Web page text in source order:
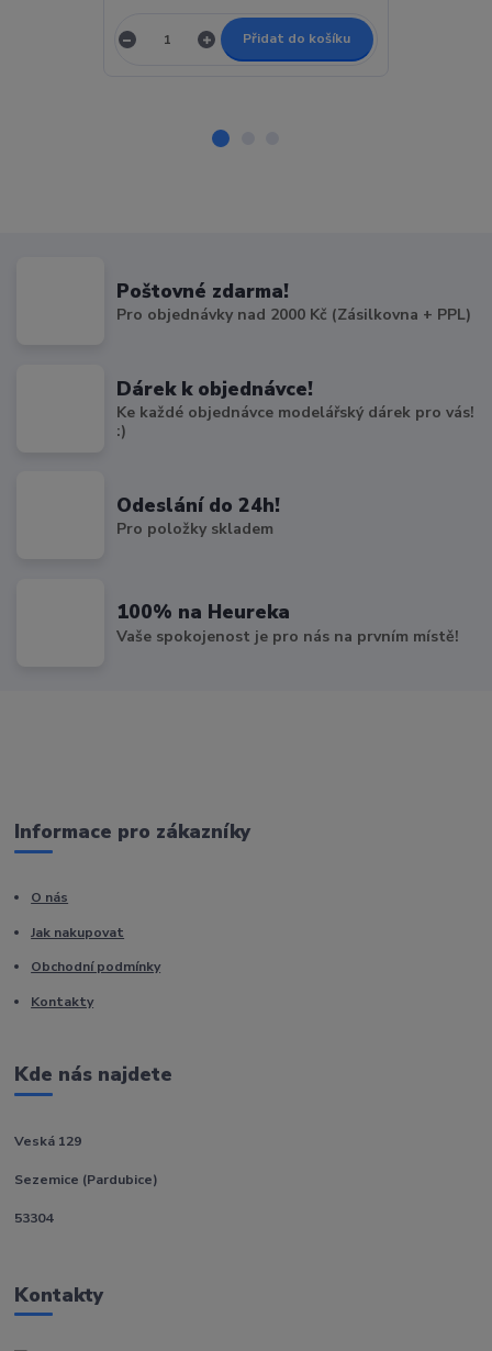
Přidat do košíku
Poštovné zdarma!
Pro objednávky nad 2000 Kč (Zásilkovna + PPL)
Dárek k objednávce!
Ke každé objednávce modelářský dárek pro vás!
:)
Odeslání do 24h!
Pro položky skladem
100% na Heureka
Vaše spokojenost je pro nás na prvním místě!
Informace pro zákazníky
O nás
Jak nakupovat
Obchodní podmínky
Kontakty
Kde nás najdete
Veská 129
Sezemice (Pardubice)
53304
Kontakty